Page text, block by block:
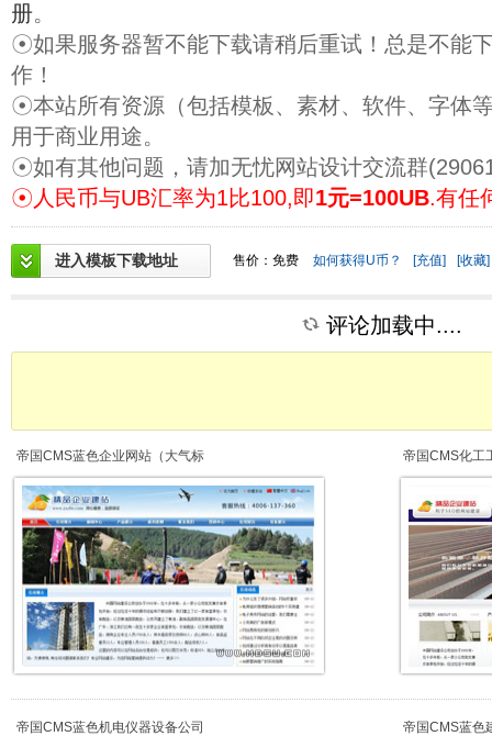
册。
☉如果服务器暂不能下载请稍后重试！总是不能
作！
☉本站所有资源（包括模板、素材、软件、字体
用于商业用途。
☉如有其他问题，请加无忧网站设计交流群
☉人民币与UB汇率为1比100,即1元=100UB.有任
进入模板下载地址 售价：免费 如何获得U币？ [充值] [收藏]
评论加载中....
帝国CMS蓝色企业网站（大气标 帝国CMS化工
帝国CMS蓝色机电仪器设备公司 帝国CMS蓝色